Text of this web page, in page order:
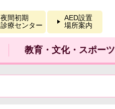
夜間初期
診療センター
AED設置
場所案内
教育・文化・スポーツ